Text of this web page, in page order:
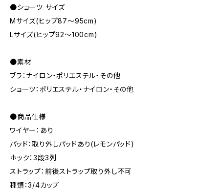
●ショーツ サイズ
Mサイズ(ヒップ87～95cm)
Lサイズ(ヒップ92～100cm)
●素材
ブラ：ナイロン・ポリエステル・その他
ショーツ：ポリエステル・ナイロン・その他
●商品仕様
ワイヤー：あり
パッド：取り外しパッドあり(レモンパッド)
ホック：3段3列
ストラップ：前後ストラップ取り外し不可
種類：3/4カップ